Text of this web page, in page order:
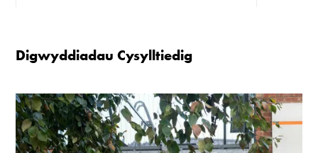
Mawrth - Sadwrn 10 - 4
Caffi yn cau am 3
Ac eithrio digwyddiadau arbennig
Digwyddiadau Cysylltiedig